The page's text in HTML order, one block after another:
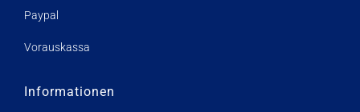
Paypal
Vorauskassa
Informationen